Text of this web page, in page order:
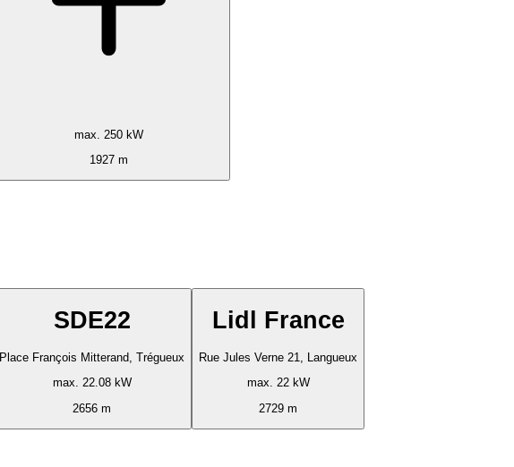
max. 250 kW
1927 m
SDE22
Place François Mitterand, Trégueux
max. 22.08 kW
2656 m
Lidl France
Rue Jules Verne 21, Langueux
max. 22 kW
2729 m